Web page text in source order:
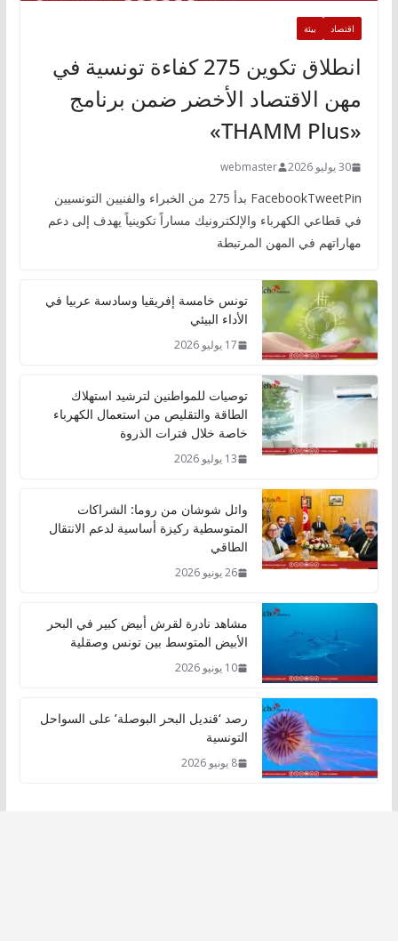
اقتصاد بيئة
انطلاق تكوين 275 كفاءة تونسية في
مهن الاقتصاد الأخضر ضمن برنامج
«THAMM Plus»
30 يوليو 2026 webmaster
FacebookTweetPin بدأ 275 من الخبراء والفنيين التونسيين
في قطاعي الكهرباء والإلكترونيك مساراً تكوينياً يهدف إلى دعم
مهاراتهم في المهن المرتبطة
تونس خامسة إفريقيا وسادسة عربيا في
الأداء البيئي
17 يوليو 2026
توصيات للمواطنين لترشيد استهلاك
الطاقة والتقليص من استعمال الكهرباء
خاصة خلال فترات الذروة
13 يوليو 2026
وائل شوشان من روما: الشراكات
المتوسطية ركيزة أساسية لدعم الانتقال
الطاقي
26 يونيو 2026
مشاهد نادرة لقرش أبيض كبير في البحر
الأبيض المتوسط بين تونس وصقلية
10 يونيو 2026
رصد ‘قنديل البحر البوصلة’ على السواحل
التونسية
8 يونيو 2026